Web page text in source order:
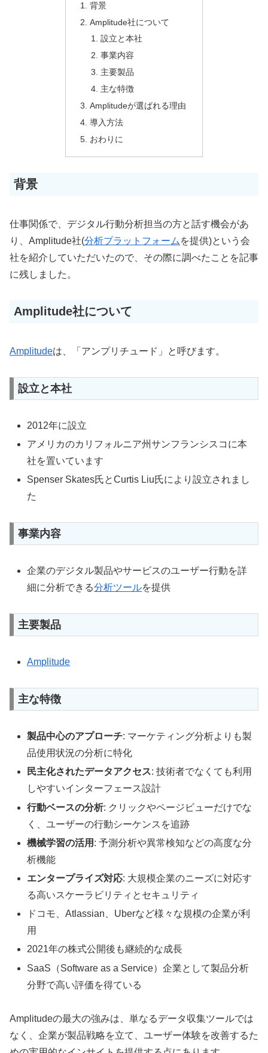
背景
Amplitude社について
設立と本社
事業内容
主要製品
主な特徴
Amplitudeが選ばれる理由
導入方法
おわりに
背景
仕事関係で、デジタル行動分析担当の方と話す機会があ
り、Amplitude社(分析プラットフォーム を提供)という会
社を紹介していただいたので、その際に調べたことを記事
に残しました。
Amplitude社について
Amplitudeは、「アンプリチュード」と呼びます。
設立と本社
2012年に設立
アメリカのカリフォルニア州サンフランシスコに本
社を置いています
Spenser Skates氏とCurtis Liu氏により設立されまし
た
事業内容
企業のデジタル製品やサービスのユーザー行動を詳
細に分析できる分析ツールを提供
主要製品
Amplitude
主な特徴
製品中心のアプローチ: マーケティング分析よりも製
品使用状況の分析に特化
民主化されたデータアクセス: 技術者でなくても利用
しやすいインターフェース設計
行動ベースの分析: クリックやページビューだけでな
く、ユーザーの行動シーケンスを追跡
機械学習の活用 : 予測分析や異常検知などの高度な分
析機能
エンタープライズ対応: 大規模企業のニーズに対応す
る高いスケーラビリティとセキュリティ
ドコモ、Atlassian、Uberなど様々な規模の企業が利
用
2021年の株式公開後も継続的な成長
SaaS（Software as a Service）企業として製品分析
分野で高い評価を得ている
Amplitudeの最大の強みは、単なるデータ収集ツールでは
なく、企業が製品戦略を立て、ユーザー体験を改善するた